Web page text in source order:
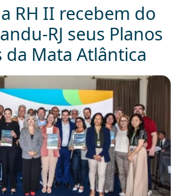
RH II recebem do
RJ seus Planos
Mata Atlântica